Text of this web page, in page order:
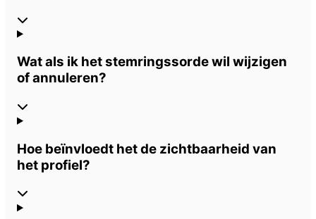
Wat als ik het stemringssorde wil wijzigen
of annuleren?
Hoe beïnvloedt het de zichtbaarheid van
het profiel?